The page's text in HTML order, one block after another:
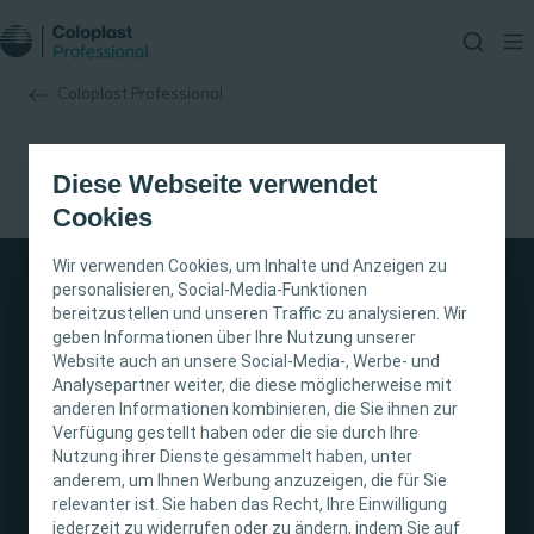
Diese Webseite verwendet
Cookies
Wir verwenden Cookies, um Inhalte und Anzeigen zu
personalisieren, Social-Media-Funktionen
bereitzustellen und unseren Traffic zu analysieren. Wir
geben Informationen über Ihre Nutzung unserer
Website auch an unsere Social-Media-, Werbe- und
Analysepartner weiter, die diese möglicherweise mit
anderen Informationen kombinieren, die Sie ihnen zur
Verfügung gestellt haben oder die sie durch Ihre
Nutzung ihrer Dienste gesammelt haben, unter
anderem, um Ihnen Werbung anzuzeigen, die für Sie
relevanter ist. Sie haben das Recht, Ihre Einwilligung
jederzeit zu widerrufen oder zu ändern, indem Sie auf
Coloplast Professional
WICHTIGER HINWEIS
Diese Website richtet sich nur an medizinisches
Fachpersonal. Der Inhalt der Website ist für
fachliche Informations- und Fortbildungszwecke
bestimmt. Coloplast bietet keinen individuellen
medizinischen Rat. Die Verantwortung für die
individuelle Patientenversorgung liegt beim
Stomaversorgung
Darmmanagement